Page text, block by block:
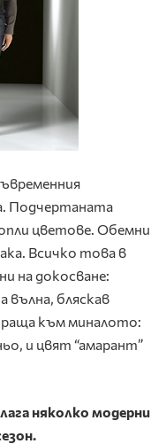
Подчертаната
цветове. Обемни
Всичко това в
на докосване:
вълна, бляскав
към миналото:
и цвят “амарант”
няколко модерни